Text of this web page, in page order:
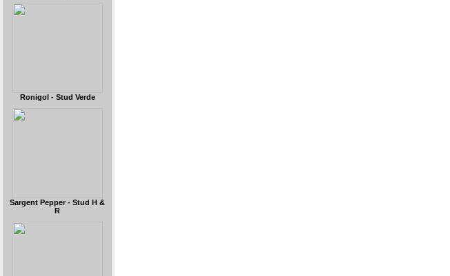
Ronigol - Stud Verde
Sargent Pepper - Stud H &
R